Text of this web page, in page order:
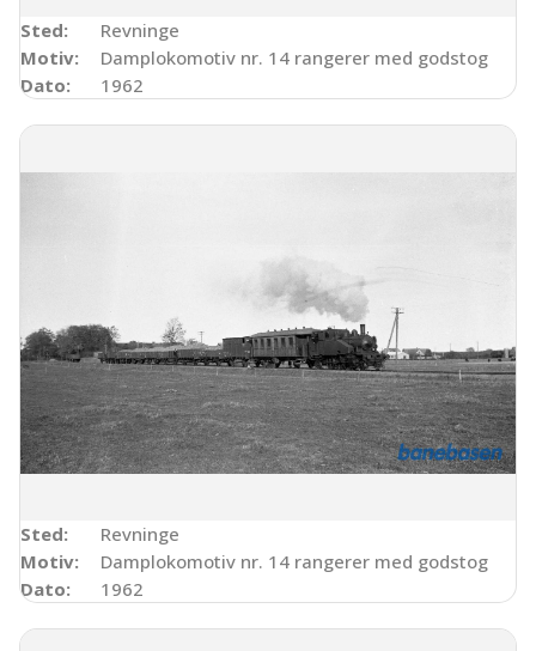
Sted:
Revninge
Motiv:
Damplokomotiv nr. 14 rangerer med godstog
Dato:
1962
Sted:
Revninge
Motiv:
Damplokomotiv nr. 14 rangerer med godstog
Dato:
1962